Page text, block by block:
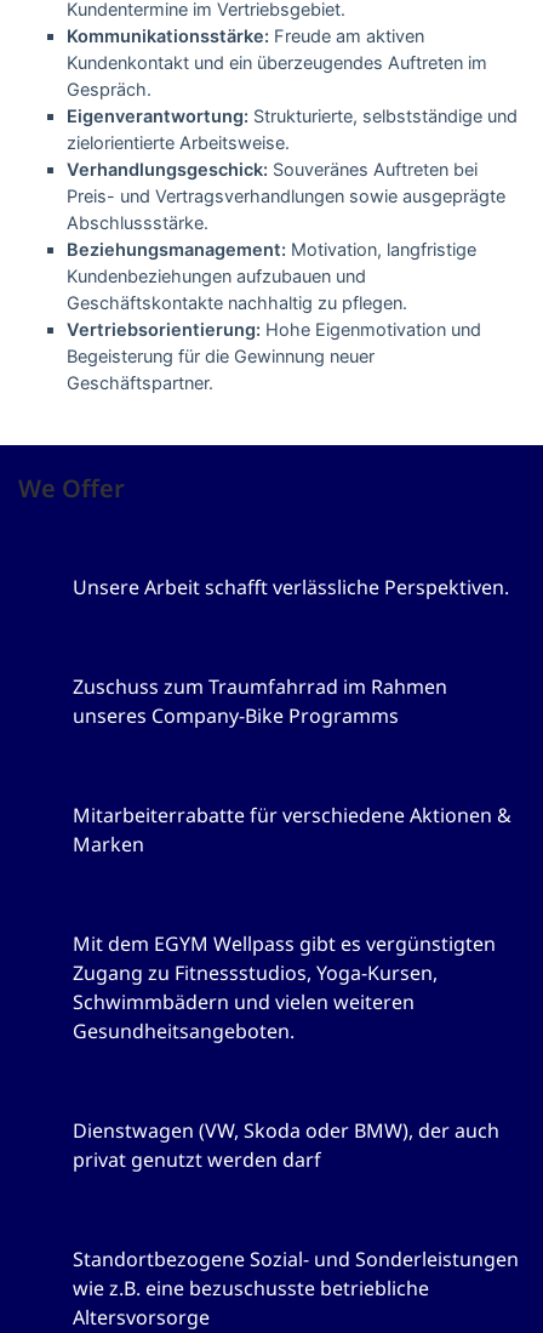
Kundentermine im Vertriebsgebiet.
Kommunikationsstärke: Freude am aktiven
Kundenkontakt und ein überzeugendes Auftreten im
Gespräch.
Eigenverantwortung: Strukturierte, selbstständige und
zielorientierte Arbeitsweise.
Verhandlungsgeschick: Souveränes Auftreten bei
Preis- und Vertragsverhandlungen sowie ausgeprägte
Abschlussstärke.
Beziehungsmanagement: Motivation, langfristige
Kundenbeziehungen aufzubauen und
Geschäftskontakte nachhaltig zu pflegen.
Vertriebsorientierung: Hohe Eigenmotivation und
Begeisterung für die Gewinnung neuer
Geschäftspartner.
We Offer
Unsere Arbeit schafft verlässliche Perspektiven.
Zuschuss zum Traumfahrrad im Rahmen
unseres Company-Bike Programms
Mitarbeiterrabatte für verschiedene Aktionen &
Marken
Mit dem EGYM Wellpass gibt es vergünstigten
Zugang zu Fitnessstudios, Yoga-Kursen,
Schwimmbädern und vielen weiteren
Gesundheitsangeboten.
Dienstwagen (VW, Skoda oder BMW), der auch
privat genutzt werden darf
Standortbezogene Sozial- und Sonderleistungen
wie z.B. eine bezuschusste betriebliche
Altersvorsorge